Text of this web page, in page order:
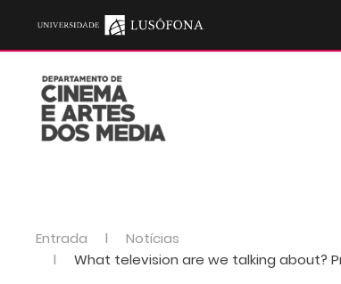
Entrada
Notícias
What television are we talking about?